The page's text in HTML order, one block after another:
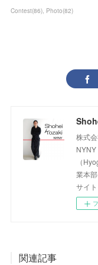
Contest(86) Photo(82)
株式
（
業本
サイ
関連記事